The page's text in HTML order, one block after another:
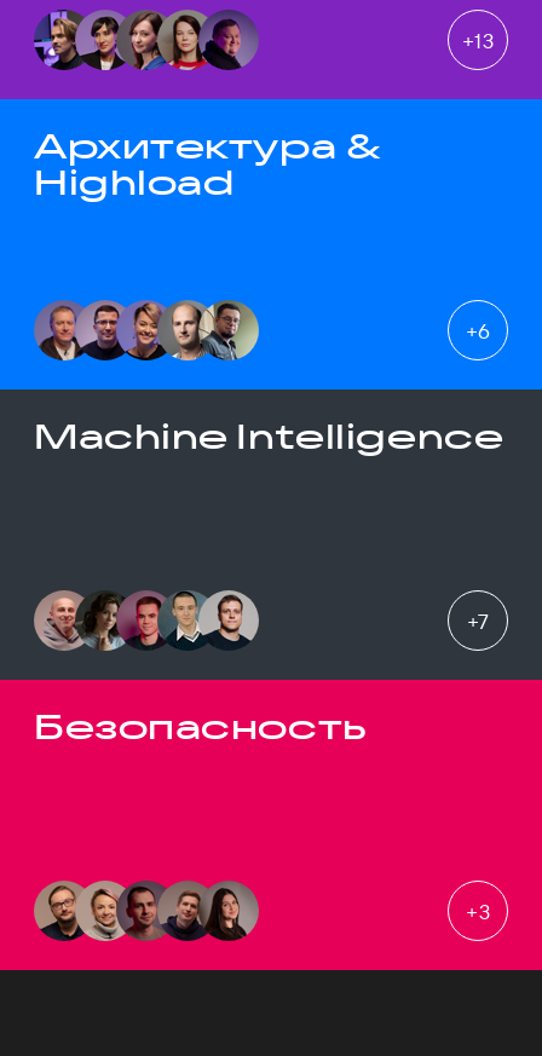
+13
Архитектура &
Highload
+6
Machine Intelligence
+7
Безопасность
+3